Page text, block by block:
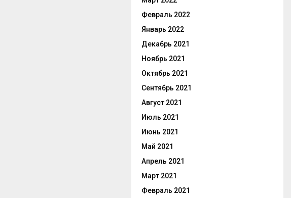
Февраль 2022
Январь 2022
Декабрь 2021
Ноябрь 2021
Октябрь 2021
Сентябрь 2021
Август 2021
Июль 2021
Июнь 2021
Май 2021
Апрель 2021
Март 2021
Февраль 2021